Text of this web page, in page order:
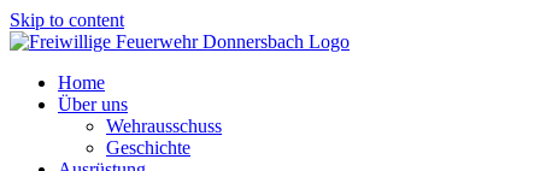
Skip to content
Home
Über uns
Wehrausschuss
Geschichte